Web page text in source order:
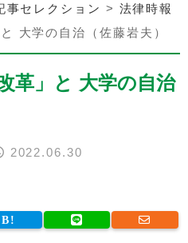
事セレクション > 法律時報
大学の自治（佐藤岩夫）
革」と 大学の自治
2022.06.30